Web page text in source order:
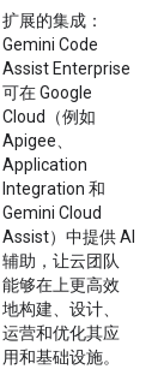
扩展的集成：
Gemini Code
Assist Enterprise
可在 Google
Cloud（例如
Apigee、
Application
Integration 和
Gemini Cloud
Assist）中提供 AI
辅助，让云团队
能够在上更高效
地构建、设计、
运营和优化其应
用和基础设施。